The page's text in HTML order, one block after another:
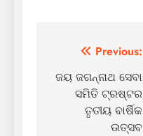
Post
navigation
Previous:
ଜୟ ଜଗନ୍ନାଥ ସେବା
ସମିତି ଟ୍ରଷ୍ଟର
ତୃତୀୟ ବାର୍ଷିକ
ଉତ୍ସବ